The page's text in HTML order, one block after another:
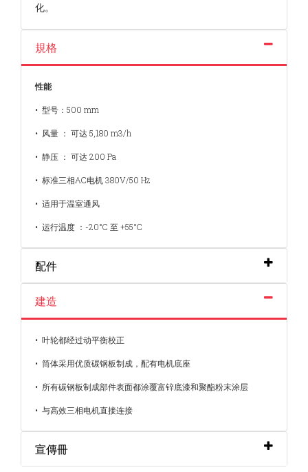
化。
規格
性能
• 型号：500 mm
• 风量 ： 可达 5,180 m3/h
• 静压 ： 可达 200 Pa
• 标准三相AC电机 380V/50 Hz
• 适用于温室通风
• 运行温度 ：-20°C 至 +55°C
配件
建造
• 叶轮都经过动平衡校正
• 筒体采用优质碳钢板制成，配有电机底座
• 所有碳钢板制成部件表面都涂覆富锌底漆和聚酯粉末涂层
• 与高效三相电机直接连接
宣傳冊